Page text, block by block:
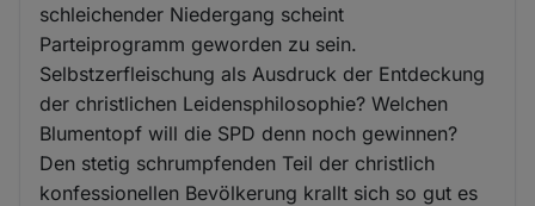
schleichender Niedergang scheint
Parteiprogramm geworden zu sein.
Selbstzerfleischung als Ausdruck der Entdeckung
der christlichen Leidensphilosophie? Welchen
Blumentopf will die SPD denn noch gewinnen?
Den stetig schrumpfenden Teil der christlich
konfessionellen Bevölkerung krallt sich so gut es